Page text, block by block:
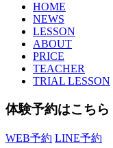
HOME
NEWS
LESSON
ABOUT
PRICE
TEACHER
TRIAL LESSON
体験予約はこちら
WEB予約 LINE予約